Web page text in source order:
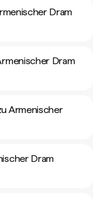
Dram
Dram
Armenischer
Dram